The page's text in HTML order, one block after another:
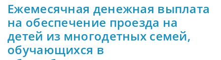
Ежемесячная денежная выплата
на обеспечение проезда на
детей из многодетных семей,
обучающихся в